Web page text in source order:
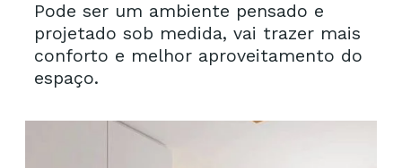
Pode ser um ambiente pensado e
projetado sob medida, vai trazer mais
conforto e melhor aproveitamento do
espaço.